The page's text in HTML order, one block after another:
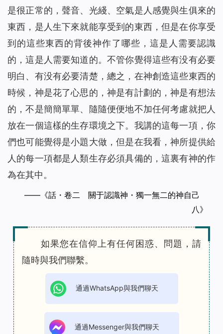
是很正常的，聲音、光綫、空氣是人感覺與生俱來的
東西，是人生下來就能享受到的東西，但是在你享受
到的這些東西的背後神作了哪些，這是人需要認識
的，這是人需要知道的。不管你覺得這些有没有必要
明白、有没有必要清楚，總之，在神創造這些東西的
時候，神是花了心思的，神是有計劃的，神是有想法
的，不是簡簡單單、隨隨便便地不加任何考慮就把人
放在一個這樣的生存環境之下。我講的這每一項，你
們也可能覺得是小題大做，但是在我看，神所提供給
人的每一項都是人類生存必須具備的，這裏有神的作
為在其中。
——《話・卷二 關于認識神・獨一無二的神自己
八》
如果您在信仰上有任何困惑、問題，請
隨時與我們聯繫。
通過WhatsApp與我們聊天
通過Messenger與我們聊天